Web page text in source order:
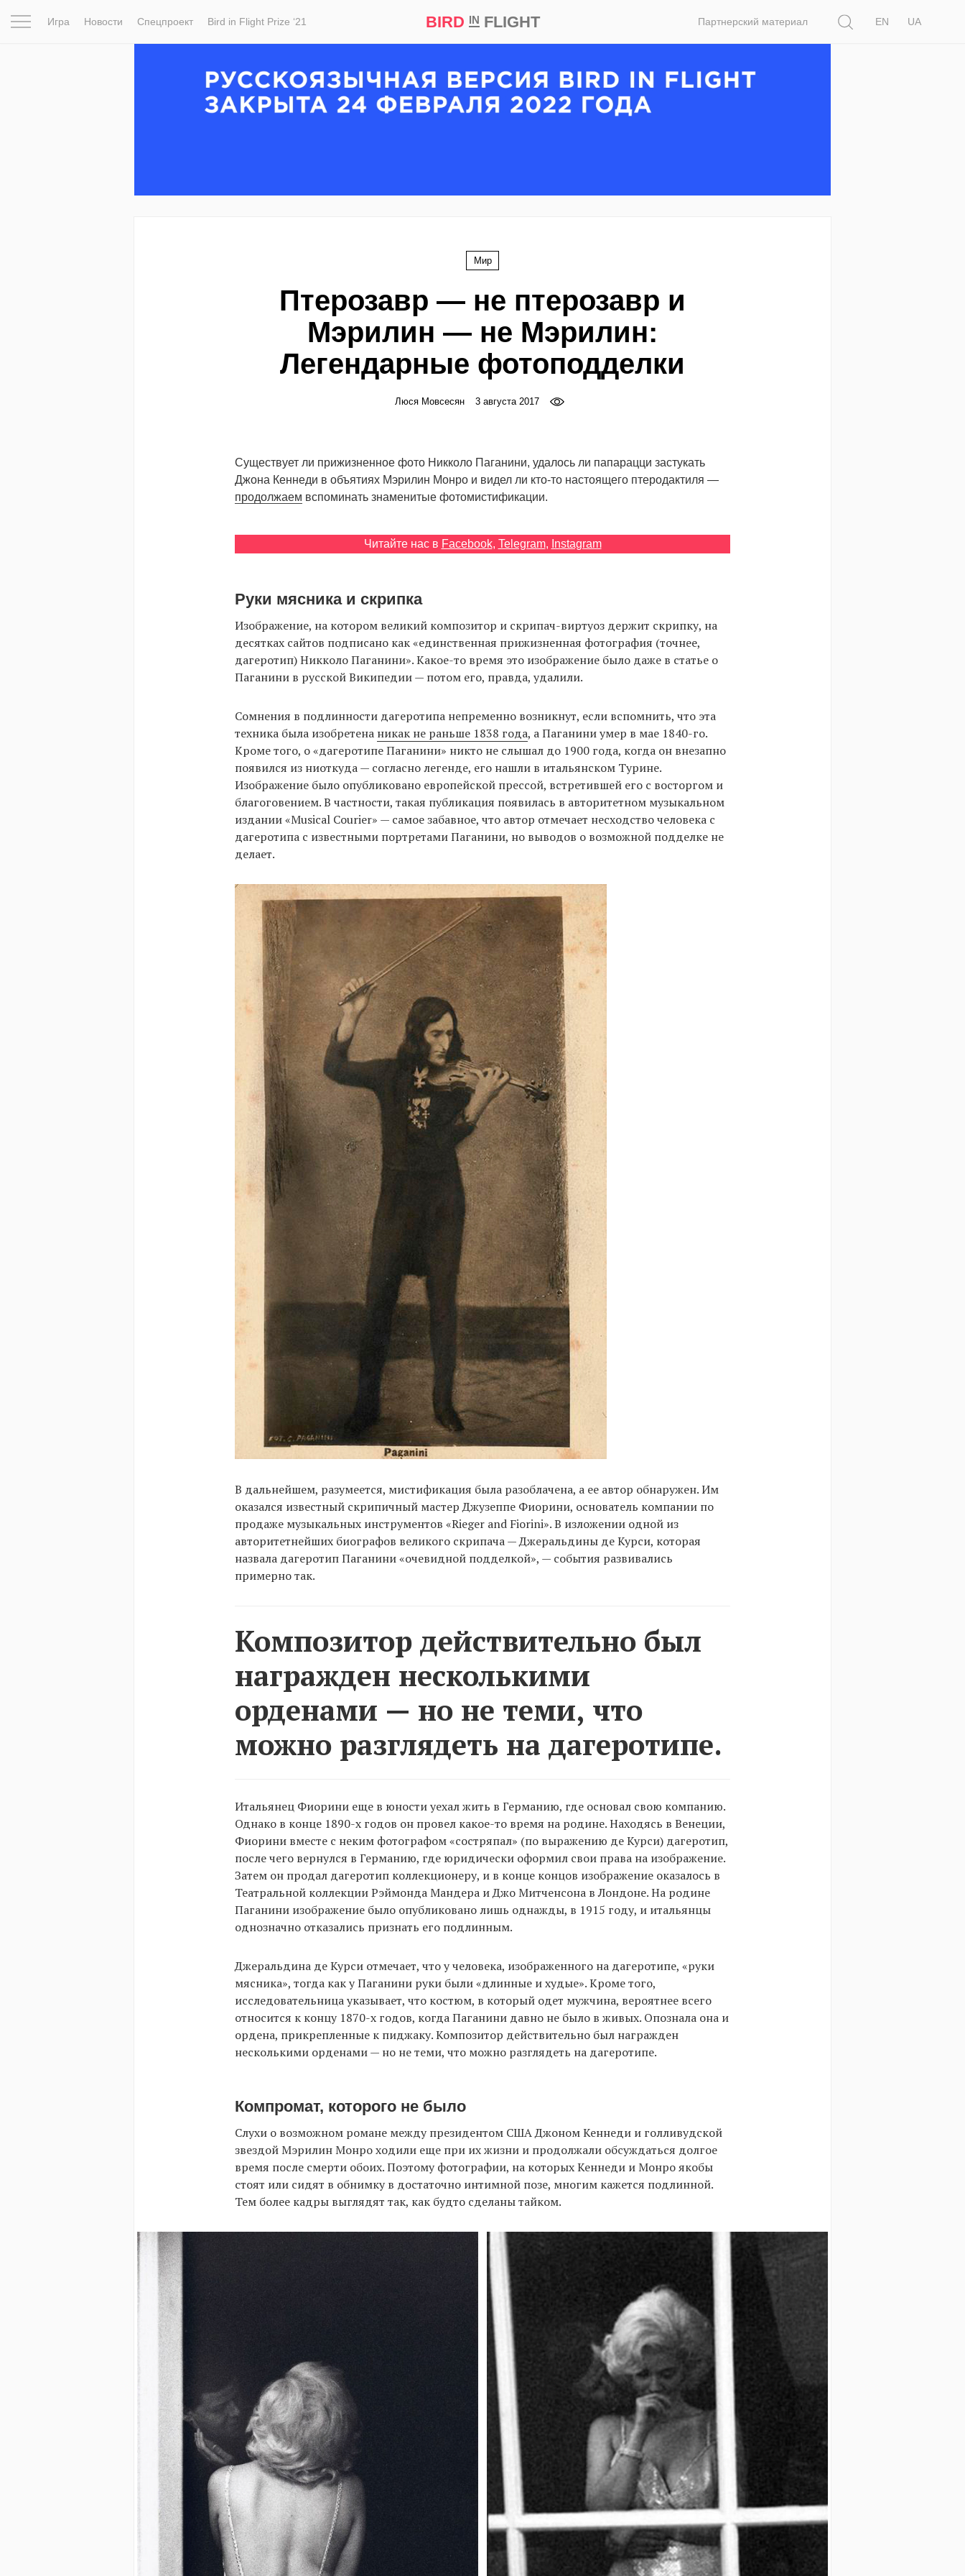
Игра Новости Спецпроект Bird in Flight Prize ‘21 BIRD INFLIGHT Партнерский материал
EN
UA
Мир
Птерозавр — не птерозавр и
Мэрилин — не Мэрилин:
Легендарные фотоподделки
Люся Мовсесян 3 августа 2017
Существует ли прижизненное фото Никколо Паганини, удалось ли папарацци застукать
Джона Кеннеди в объятиях Мэрилин Монро и видел ли кто-то настоящего птеродактиля —
продолжаем вспоминать знаменитые фотомистификации.
Читайте нас в Facebook, Telegram, Instagram
Руки мясника и скрипка
Изображение, на котором великий композитор и скрипач-виртуоз держит скрипку, на
десятках сайтов подписано как «единственная прижизненная фотография (точнее,
дагеротип) Никколо Паганини». Какое-то время это изображение было даже в статье о
Паганини в русской Википедии — потом его, правда, удалили.
Сомнения в подлинности дагеротипа непременно возникнут, если вспомнить, что эта
техника была изобретена никак не раньше 1838 года, а Паганини умер в мае 1840-го.
Кроме того, о «дагеротипе Паганини» никто не слышал до 1900 года, когда он внезапно
появился из ниоткуда — согласно легенде, его нашли в итальянском Турине.
Изображение было опубликовано европейской прессой, встретившей его с восторгом и
благоговением. В частности, такая публикация появилась в авторитетном музыкальном
издании «Musical Courier» — самое забавное, что автор отмечает несходство человека с
дагеротипа с известными портретами Паганини, но выводов о возможной подделке не
делает.
В дальнейшем, разумеется, мистификация была разоблачена, а ее автор обнаружен. Им
оказался известный скрипичный мастер Джузеппе Фиорини, основатель компании по
продаже музыкальных инструментов «Rieger and Fiorini». В изложении одной из
авторитетнейших биографов великого скрипача — Джеральдины де Курси, которая
назвала дагеротип Паганини «очевидной подделкой», — события развивались
примерно так.
Композитор действительно был
награжден несколькими
орденами — но не теми, что
можно разглядеть на дагеротипе.
Итальянец Фиорини еще в юности уехал жить в Германию, где основал свою компанию.
Однако в конце 1890-х годов он провел какое-то время на родине. Находясь в Венеции,
Фиорини вместе с неким фотографом «состряпал» (по выражению де Курси) дагеротип,
после чего вернулся в Германию, где юридически оформил свои права на изображение.
Затем он продал дагеротип коллекционеру, и в конце концов изображение оказалось в
Театральной коллекции Рэймонда Мандера и Джо Митченсона в Лондоне. На родине
Паганини изображение было опубликовано лишь однажды, в 1915 году, и итальянцы
однозначно отказались признать его подлинным.
Джеральдина де Курси отмечает, что у человека, изображенного на дагеротипе, «руки
мясника», тогда как у Паганини руки были «длинные и худые». Кроме того,
исследовательница указывает, что костюм, в который одет мужчина, вероятнее всего
относится к концу 1870-х годов, когда Паганини давно не было в живых. Опознала она и
ордена, прикрепленные к пиджаку. Композитор действительно был награжден
несколькими орденами — но не теми, что можно разглядеть на дагеротипе.
Компромат, которого не было
Слухи о возможном романе между президентом США Джоном Кеннеди и голливудской
звездой Мэрилин Монро ходили еще при их жизни и продолжали обсуждаться долгое
время после смерти обоих. Поэтому фотографии, на которых Кеннеди и Монро якобы
стоят или сидят в обнимку в достаточно интимной позе, многим кажется подлинной.
Тем более кадры выглядят так, как будто сделаны тайком.